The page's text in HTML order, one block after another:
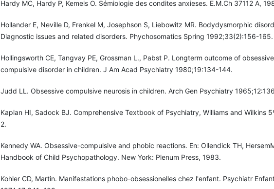
Hardy MC, Hardy P, Kemeis O. Sémiologie des condites anxieses. E.M.Ch 37112 A,
Hollander E, Neville D, Frenkel M, Josephson S, Liebowitz MR. Bodydysmorphic
Diagnostic issues and related disorders. Phychosomatics Spring 1992;33(2):156-165.
Hollingsworth CE, Tangvay PE, Grossman L., Pabst P. Longterm outcome of
compulsive disorder in children. J Am Acad Psychiatry 1980;19:134-144.
Judd LL. Obsessive compulsive neurosis in children. Arch Gen Psychiatry
Kaplan HI, Sadock BJ. Comprehensive Textbook of Psychiatry, Williams and Wilkins
2.
Kennedy WA. Obsessive-compulsive and phobic reactions. En: Ollendick TH,
Handbook of Child Psychopathology. New York: Plenum Press, 1983.
Kohler CD, Martin. Manifestations phobo-obsessionelles chez l'enfant. Psychiatr